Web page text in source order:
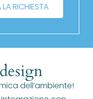
LA RICHIESTA
dell’ambiente!